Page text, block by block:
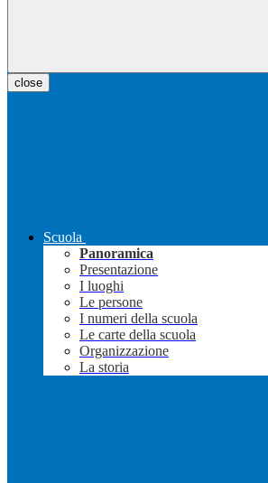
close
Scuola
Panoramica
Presentazione
I luoghi
Le persone
I numeri della scuola
Le carte della scuola
Organizzazione
La storia